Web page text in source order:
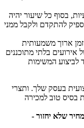
בסוף כל שיעור יהיה
להתקדם ולקבל ממני
(משך זמן ארוך משמעותית
בלתי מתוכננים
לביצוע המשימות
בעסק שלך. ותצרי
בסיס טוב למכירה
שלא יחזור -